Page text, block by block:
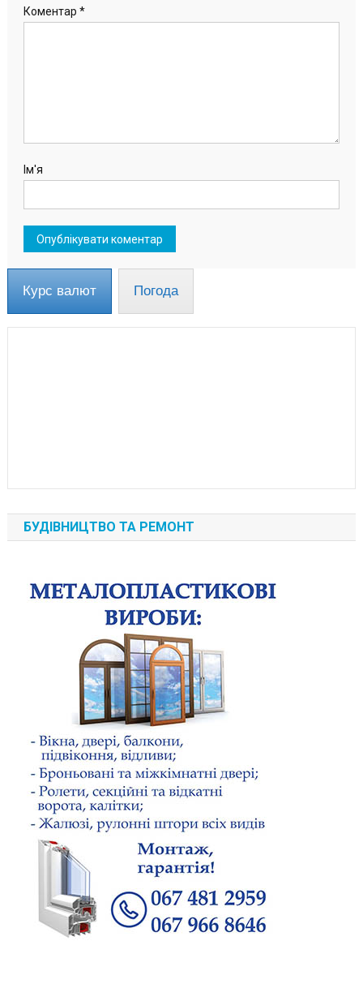
Коментар *
Ім'я
Курс валют Погода
БУДІВНИЦТВО ТА РЕМОНТ